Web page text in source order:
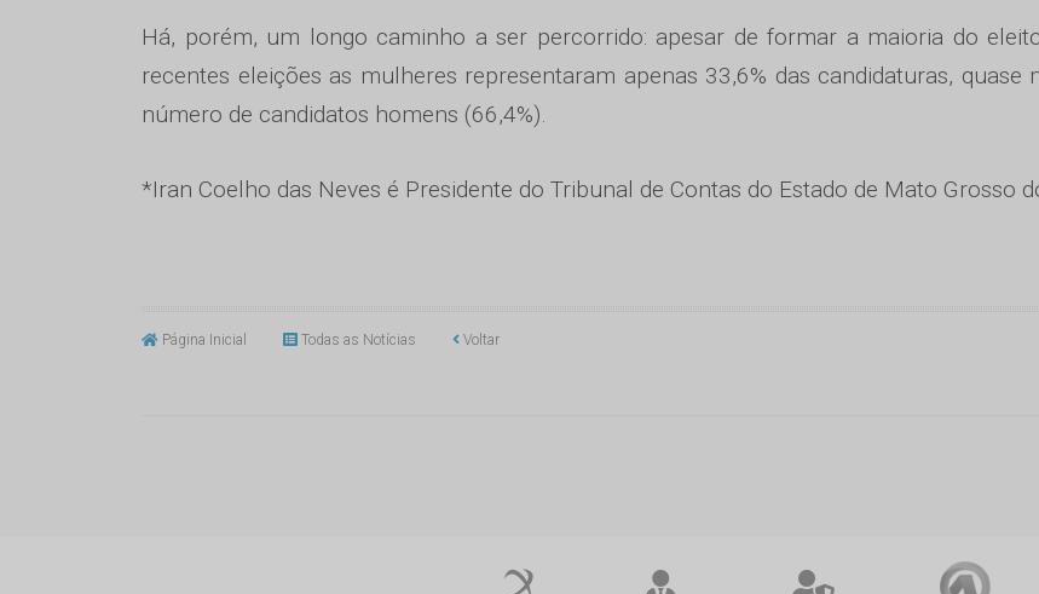
Há, porém, um longo caminho a ser percorrido: apesar de formar a maioria do
recentes eleições as mulheres representaram apenas 33,6% das candidaturas, quase
número de candidatos homens (66,4%).
*Iran Coelho das Neves é Presidente do Tribunal de Contas do Estado de Mato Grosso
Página Inicial Todas as Notícias Voltar